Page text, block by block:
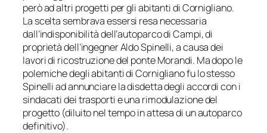
però ad altri progetti per gli abitanti di Cornigliano.
La scelta sembrava essersi resa necessaria
dall’indisponibilità dell’autoparco di Campi, di
proprietà dell’ingegner Aldo Spinelli, a causa dei
lavori di ricostruzione del ponte Morandi. Ma dopo le
polemiche degli abitanti di Cornigliano fu lo stesso
Spinelli ad annunciare la disdetta degli accordi con i
sindacati dei trasporti e una rimodulazione del
progetto (diluito nel tempo in attesa di un autoparco
definitivo).